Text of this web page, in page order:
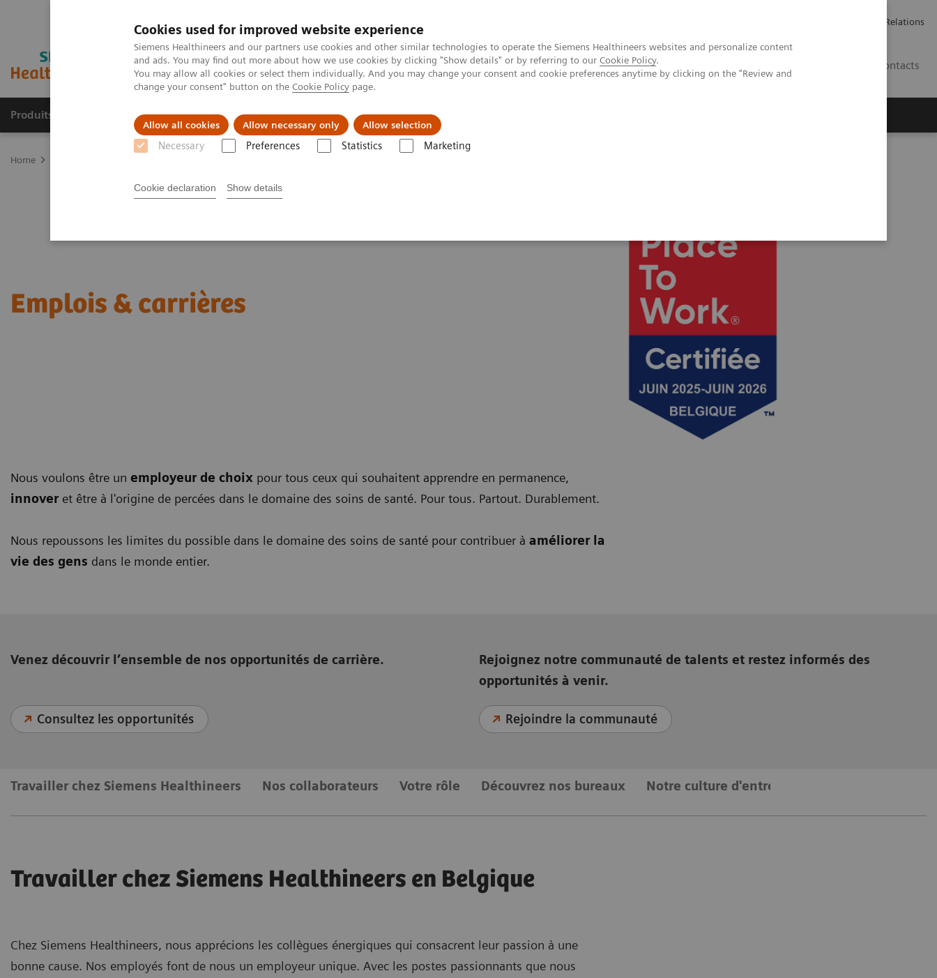
Cookies used for improved website experience
Siemens Healthineers and our partners use cookies and other similar technologies to operate the Siemens Healthineers websites and personalize content
and ads. You may find out more about how we use cookies by clicking "Show details" or by referring to our Cookie Policy.
You may allow all cookies or select them individually. And you may change your consent and cookie preferences anytime by clicking on the "Review and
change your consent" button on the Cookie Policy page.
Allow all cookies Allow necessary only Allow selection
Necessary Preferences Statistics Marketing
Cookie declaration Show details
Investor Relations
Contacts
Produits & Services À propos de Clinical Fields Vision & perspectives
Home
Emplois & carrières
Nous voulons être un employeur de choix pour tous ceux qui souhaitent apprendre en permanence,
innover et être à l'origine de percées dans le domaine des soins de santé. Pour tous. Partout. Durablement.
Nous repoussons les limites du possible dans le domaine des soins de santé pour contribuer à améliorer la
vie des gens dans le monde entier.
Venez découvrir l’ensemble de nos opportunités de carrière.
Consultez les opportunités
Rejoignez notre communauté de talents et restez informés des
opportunités à venir.
Rejoindre la communauté
Travailler chez Siemens Healthineers Nos collaborateurs Votre rôle Découvrez nos bureaux Notre culture d'entreprise
Travailler chez Siemens Healthineers en Belgique
Chez Siemens Healthineers, nous apprécions les collègues énergiques qui consacrent leur passion à une
bonne cause. Nos employés font de nous un employeur unique. Avec les postes passionnants que nous